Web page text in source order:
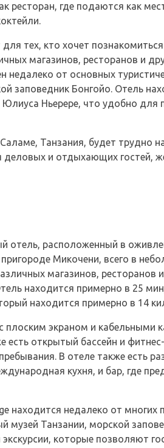
ресторан, где подаются как
тех, кто хочет
магазинов, ресторанов и
от основных
заповедник Бонгойо. Отель
Ньерере, что удобно для
Танзания, будет трудно
деловых и отдыхающих гостей,
отель, расположенный в
Микочени, всего в
магазинов, ресторанов
находится примерно в 25
находится примерно в 14
плоским экраном и кабельными
есть открытый бассейн и
В отеле также есть
кухня, и бар, где
находится недалеко от многих
Танзании, морской
которые позволяют